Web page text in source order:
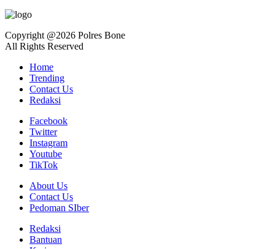
Copyright @2026 Polres Bone
All Rights Reserved
Home
Trending
Contact Us
Redaksi
Facebook
Twitter
Instagram
Youtube
TikTok
About Us
Contact Us
Pedoman SIber
Redaksi
Bantuan